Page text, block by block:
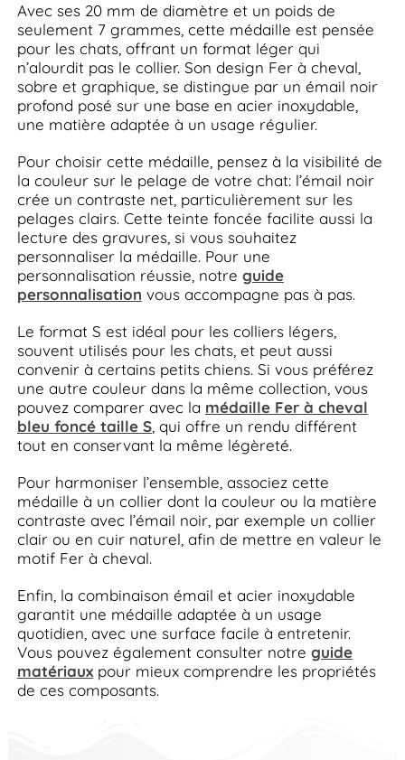
Avec ses 20 mm de diamètre et un poids de
seulement 7 grammes, cette médaille est pensée
pour les chats, offrant un format léger qui
n’alourdit pas le collier. Son design Fer à cheval,
sobre et graphique, se distingue par un émail noir
profond posé sur une base en acier inoxydable,
une matière adaptée à un usage régulier.
Pour choisir cette médaille, pensez à la visibilité de
la couleur sur le pelage de votre chat: l’émail noir
crée un contraste net, particulièrement sur les
pelages clairs. Cette teinte foncée facilite aussi la
lecture des gravures, si vous souhaitez
personnaliser la médaille. Pour une
personnalisation réussie, notre guide
personnalisation vous accompagne pas à pas.
Le format S est idéal pour les colliers légers,
souvent utilisés pour les chats, et peut aussi
convenir à certains petits chiens. Si vous préférez
une autre couleur dans la même collection, vous
pouvez comparer avec la médaille Fer à cheval
bleu foncé taille S, qui offre un rendu différent
tout en conservant la même légèreté.
Pour harmoniser l’ensemble, associez cette
médaille à un collier dont la couleur ou la matière
contraste avec l’émail noir, par exemple un collier
clair ou en cuir naturel, afin de mettre en valeur le
motif Fer à cheval.
Enfin, la combinaison émail et acier inoxydable
garantit une médaille adaptée à un usage
quotidien, avec une surface facile à entretenir.
Vous pouvez également consulter notre guide
matériauxpour mieux comprendre les propriétés
de ces composants.